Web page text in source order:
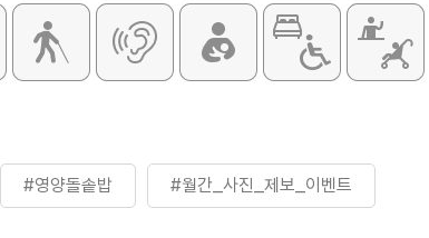
#영양돌솥밥 #월간_사진_제보_이벤트